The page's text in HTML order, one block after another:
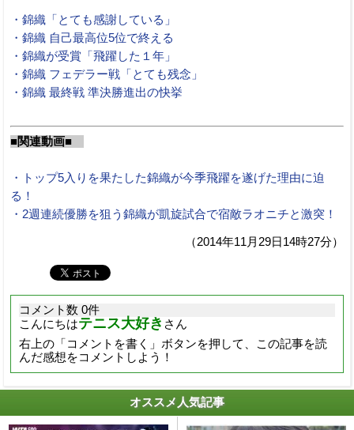
・錦織「とても感謝している」
・錦織 自己最高位5位で終える
・錦織が受賞「飛躍した１年」
・錦織 フェデラー戦「とても残念」
・錦織 最終戦 準決勝進出の快挙
■関連動画■
・トップ5入りを果たした錦織が今季飛躍を遂げた理由に迫
る！
・2週連続優勝を狙う錦織が凱旋試合で宿敵ラオニチと激突！
（2014年11月29日14時27分）
コメント数 0件
こんにちはテニス大好き さん
右上の「コメントを書く」ボタンを押して、この記事を読
んだ感想をコメントしよう！
オススメ人気記事